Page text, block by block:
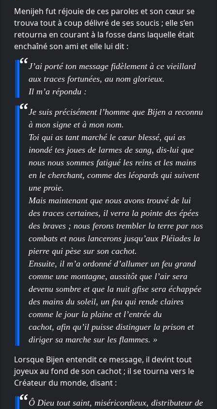
Menijeh fut réjouie de ces paroles et son cœur se
trouva tout à coup délivré de ses soucis ; elle s’en
retourna en courant à la fosse dans laquelle était
enchaîné son ami et elle lui dit :
J’ai porté ton message fidèlement à ce vieillard
aux traces fortunées, au nom glorieux.
Il m’a répondu :
Je suis précisément l’homme que Bijen a reconnu
à mon signe et à mon nom.
Toi qui as tant marché le cœur blessé, qui as
inondé tes joues de larmes de sang, dis-lui que
nous nous sommes fatigué les reins et les mains
en le cherchant, comme des léopards qui suivent
une proie.
Mais maintenant que nous avons trouvé de lui
des traces certaines, il verra la pointe des épées
des braves ; nous ferons trembler la terre par nos
combats et nous lancerons jusqu’aux Pléiades la
pierre qui pèse sur son cachot.
Ensuite, il m’a ordonné d’allumer un feu grand
comme une montagne, aussitôt que l’air sera
devenu sombre et que la nuit gfise sera échappée
des mains du soleil, un feu qui rende claires
comme le jour la plaine et l’entrée du
cachot, afin qu’il puisse distinguer la prison et
diriger sa marche sur les flammes. »
Lorsque Bijen entendit ce message, il devint tout
joyeux au fond de son cachot ; il se tourna vers le
Créateur du monde, disant :
Ô Dieu tout saint, miséricordieux, distributeur de